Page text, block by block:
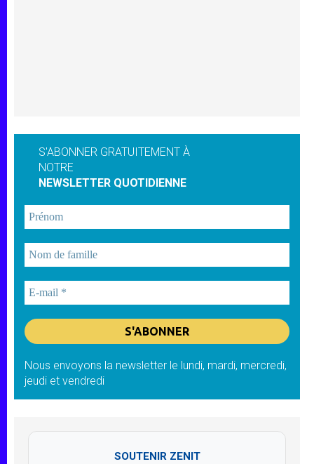
S'ABONNER GRATUITEMENT À
NOTRE
NEWSLETTER QUOTIDIENNE
Nous envoyons la newsletter le lundi, mardi, mercredi,
jeudi et vendredi
SOUTENIR ZENIT